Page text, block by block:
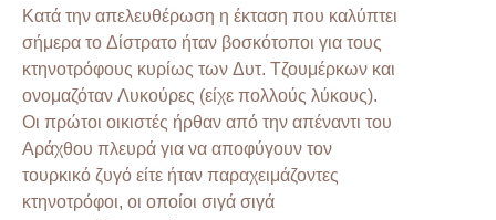
Κατά την απελευθέρωση η έκταση που καλύπτει
σήμερα το Δίστρατο ήταν βοσκότοποι για τους
κτηνοτρόφους κυρίως των Δυτ. Τζουμέρκων και
ονομαζόταν Λυκούρες (είχε πολλούς λύκους).
Οι πρώτοι οικιστές ήρθαν από την απέναντι του
Αράχθου πλευρά για να αποφύγουν τον
τουρκικό ζυγό είτε ήταν παραχειμάζοντες
κτηνοτρόφοι, οι οποίοι σιγά σιγά